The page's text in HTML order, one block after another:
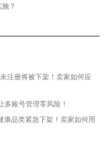
？
注册将被下架！卖家如何应
账号管理零风险！
康品类紧急下架！卖家如何用